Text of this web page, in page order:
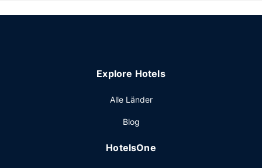
Explore Hotels
Alle Länder
Blog
HotelsOne